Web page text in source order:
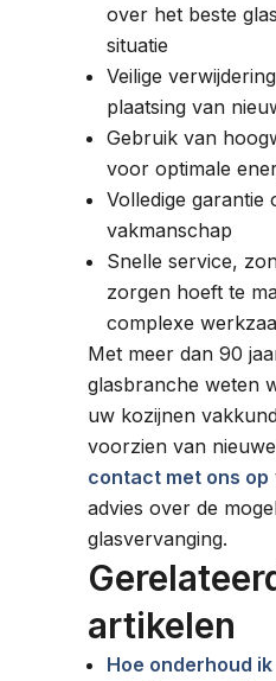
over het beste
situatie
Veilige
plaatsing van
Gebruik van
voor optimale
Volledige garantie
vakmanschap
Snelle service,
zorgen hoeft te
complexe
Met meer dan 90
glasbranche weten
uw kozijnen
voorzien van
contact met ons op
advies over de
glasvervanging.
artikelen
Hoe onderhoud